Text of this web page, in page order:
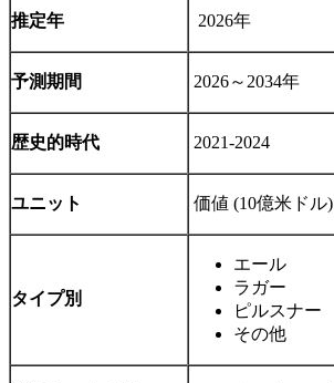
推定年 2026年
予測期間 2026～2034年
歴史的時代 2021-2024
ユニット 価値 (10億米ドル)
タイプ別
エール
ラガー
ピルスナー
その他